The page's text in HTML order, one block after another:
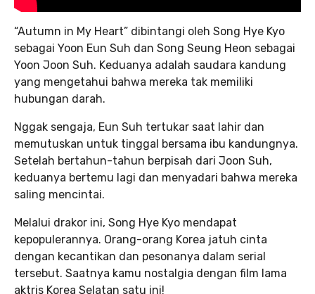
“Autumn in My Heart” dibintangi oleh Song Hye Kyo
sebagai Yoon Eun Suh dan Song Seung Heon sebagai
Yoon Joon Suh. Keduanya adalah saudara kandung
yang mengetahui bahwa mereka tak memiliki
hubungan darah.
Nggak sengaja, Eun Suh tertukar saat lahir dan
memutuskan untuk tinggal bersama ibu kandungnya.
Setelah bertahun-tahun berpisah dari Joon Suh,
keduanya bertemu lagi dan menyadari bahwa mereka
saling mencintai.
Melalui drakor ini, Song Hye Kyo mendapat
kepopulerannya. Orang-orang Korea jatuh cinta
dengan kecantikan dan pesonanya dalam serial
tersebut. Saatnya kamu nostalgia dengan film lama
aktris Korea Selatan satu ini!